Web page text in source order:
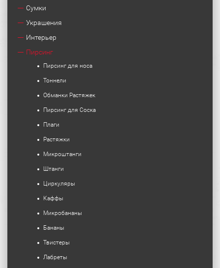
Сумки
Украшения
Интерьер
Пирсинг
Пирсинг для носа
Тоннели
Обманки Растяжек
Пирсинг для Соска
Плаги
Растяжки
Микроштанги
Штанги
Циркуляры
Каффы
Микробананы
Бананы
Твистеры
Лабреты